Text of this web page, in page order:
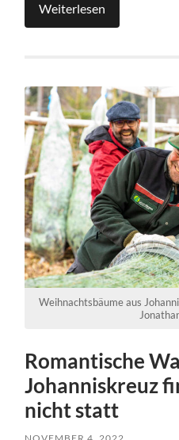
Weiterlesen
Weihnachtsbäume aus
Romantische
Johanniskreuz
nicht statt